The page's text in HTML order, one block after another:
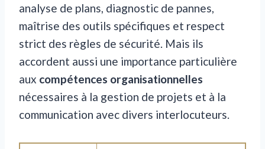
analyse de plans, diagnostic de pannes,
maîtrise des outils spécifiques et respect
strict des règles de sécurité. Mais ils
accordent aussi une importance particulière
aux compétences organisationnelles
nécessaires à la gestion de projets et à la
communication avec divers interlocuteurs.